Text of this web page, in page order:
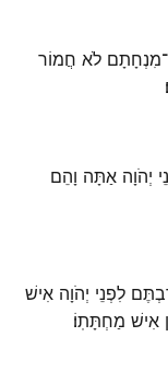
לֹא חֲמוֹר
יְהֹוָה אַתָּה וָהֵם
לִפְנֵי יְהֹוָה אִישׁ
מַחְתָּתֽוֹ׃